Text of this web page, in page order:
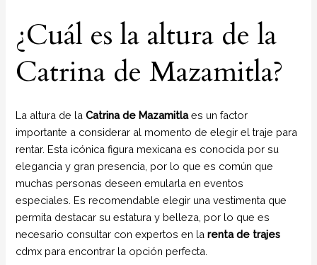
¿Cuál es la altura de la
Catrina de Mazamitla?
La altura de laCatrina de Mazamitlaes un factor
importante a considerar al momento de elegir el traje para
rentar. Esta icónica figura mexicana es conocida por su
elegancia y gran presencia, por lo que es común que
muchas personas deseen emularla en eventos
especiales. Es recomendable elegir una vestimenta que
permita destacar su estatura y belleza, por lo que es
necesario consultar con expertos en larenta de trajes
cdmx para encontrar la opción perfecta.